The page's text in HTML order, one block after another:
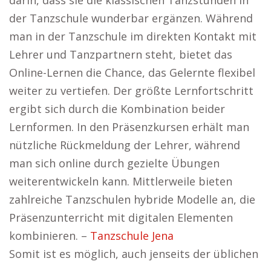
der Tanzschule wunderbar ergänzen. Während
man in der Tanzschule im direkten Kontakt mit
Lehrer und Tanzpartnern steht, bietet das
Online-Lernen die Chance, das Gelernte flexibel
weiter zu vertiefen. Der größte Lernfortschritt
ergibt sich durch die Kombination beider
Lernformen. In den Präsenzkursen erhält man
nützliche Rückmeldung der Lehrer, während
man sich online durch gezielte Übungen
weiterentwickeln kann. Mittlerweile bieten
zahlreiche Tanzschulen hybride Modelle an, die
Präsenzunterricht mit digitalen Elementen
kombinieren. – Tanzschule Jena
Somit ist es möglich, auch jenseits der üblichen